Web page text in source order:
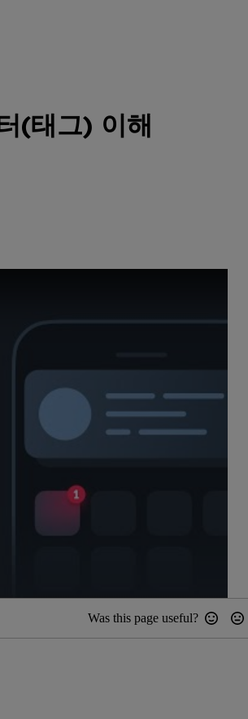
(태그) 이해
Was this page useful?